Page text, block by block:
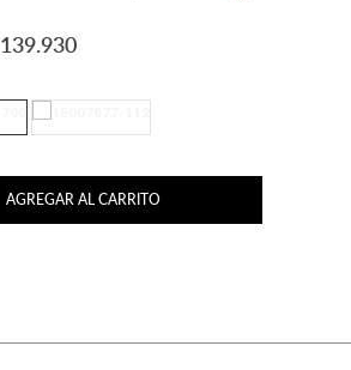
139.930
AGREGAR AL CARRITO